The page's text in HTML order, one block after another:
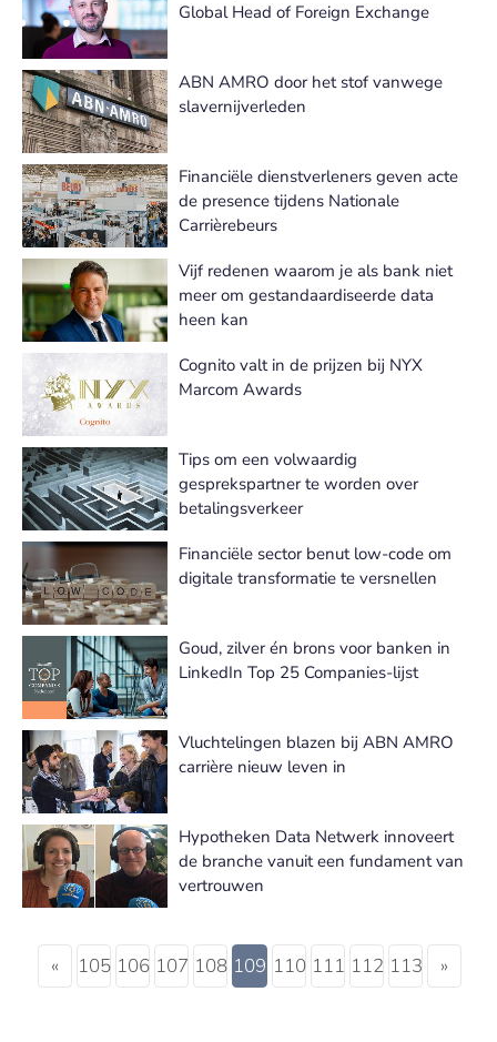
Global Head of Foreign Exchange
ABN AMRO door het stof vanwege
slavernijverleden
Financiële dienstverleners geven acte
de presence tijdens Nationale
Carrièrebeurs
Vijf redenen waarom je als bank niet
meer om gestandaardiseerde data
heen kan
Cognito valt in de prijzen bij NYX
Marcom Awards
Tips om een volwaardig
gesprekspartner te worden over
betalingsverkeer
Financiële sector benut low-code om
digitale transformatie te versnellen
Goud, zilver én brons voor banken in
LinkedIn Top 25 Companies-lijst
Vluchtelingen blazen bij ABN AMRO
carrière nieuw leven in
Hypotheken Data Netwerk innoveert
de branche vanuit een fundament van
vertrouwen
« 105 106 107 108 109 110 111 112 113 »